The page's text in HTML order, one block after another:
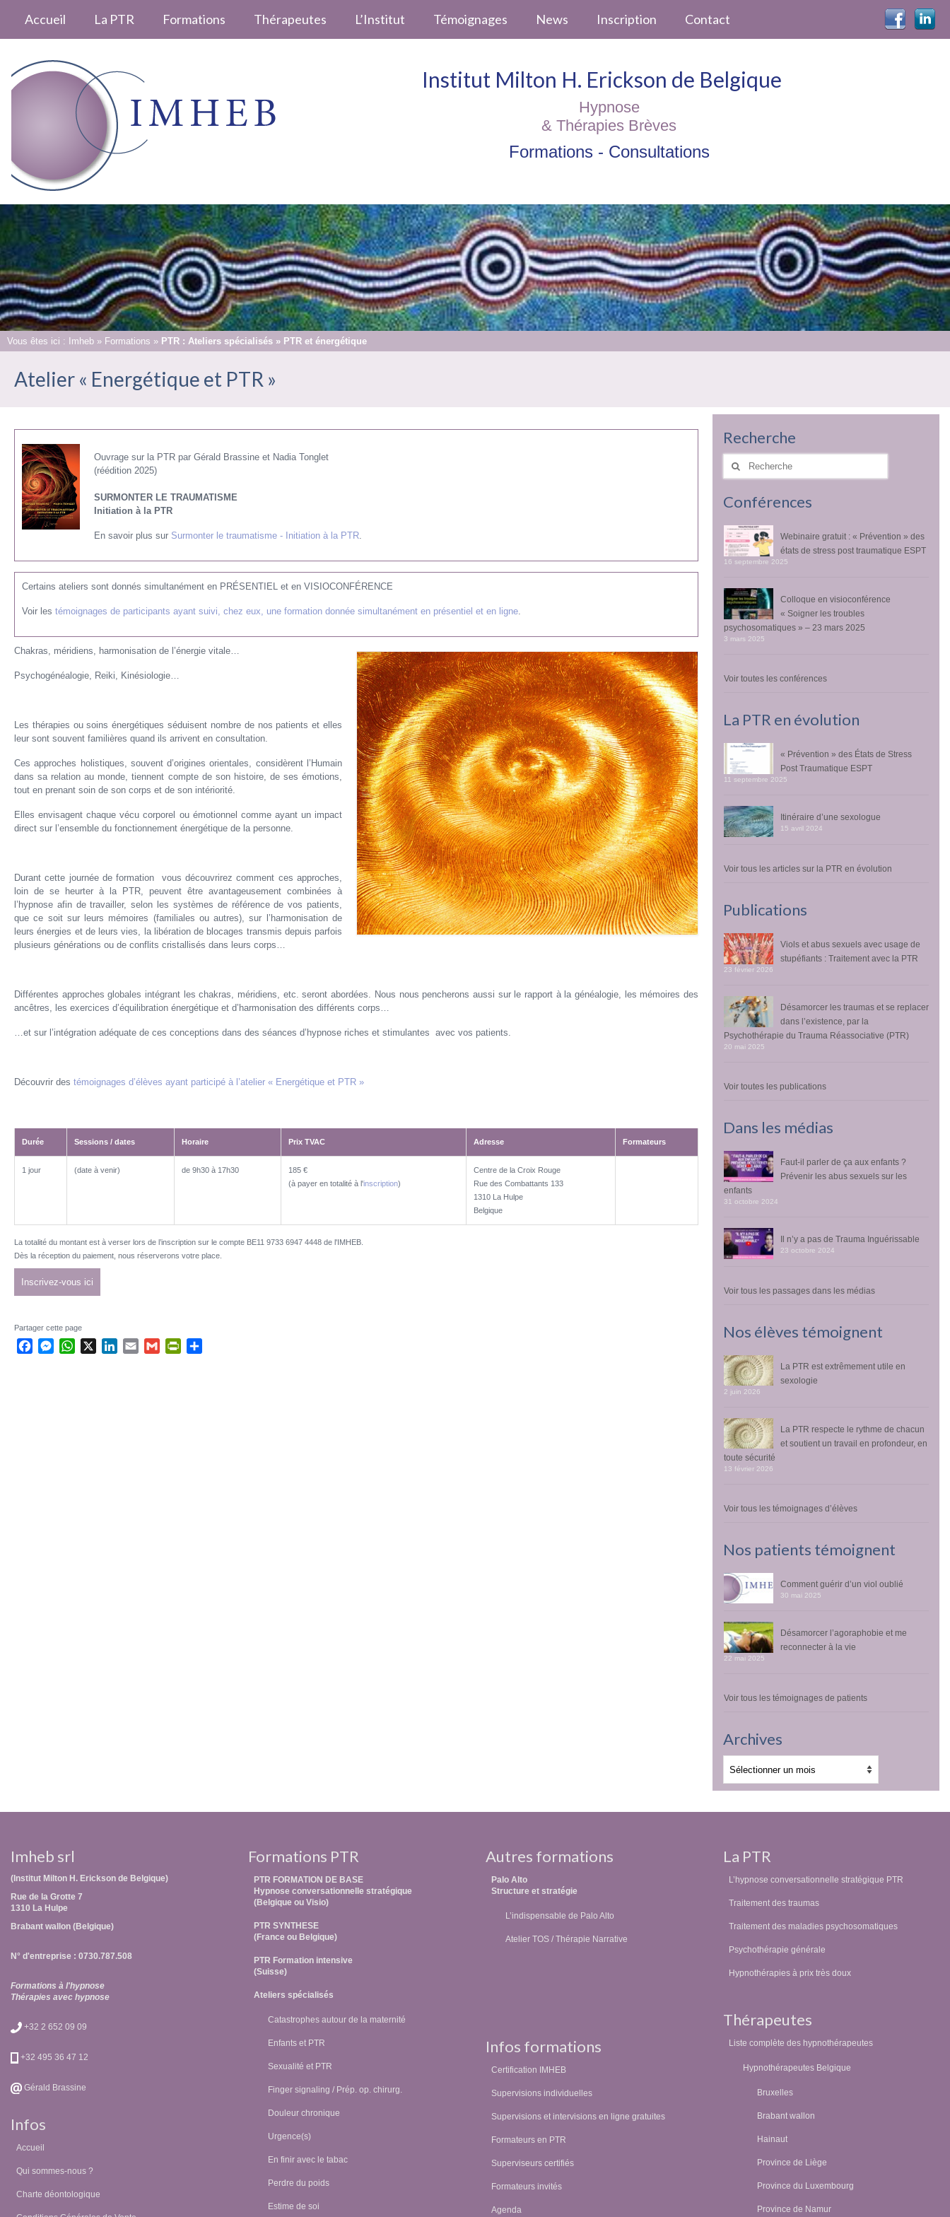
Accueil La PTR Formations Thérapeutes L’Institut Témoignages News Inscription Contact
Institut Milton H. Erickson de Belgique
Hypnose
& Thérapies Brèves
Formations - Consultations
Vous êtes ici : Imheb » Formations » PTR : Ateliers spécialisés » PTR et énergétique
Atelier « Energétique et PTR »
Ouvrage sur la PTR par Gérald Brassine et Nadia Tonglet
(réédition 2025)
SURMONTER LE TRAUMATISME
Initiation à la PTR
En savoir plus sur Surmonter le traumatisme - Initiation à la PTR.
Certains ateliers sont donnés simultanément en PRÉSENTIEL et en VISIOCONFÉRENCE
Voir les témoignages de participants ayant suivi, chez eux, une formation donnée simultanément en présentiel et en ligne.
Chakras, méridiens, harmonisation de l’énergie vitale…
Psychogénéalogie, Reiki, Kinésiologie…
Les thérapies ou soins énergétiques séduisent nombre de nos patients et elles
leur sont souvent familières quand ils arrivent en consultation.
Ces approches holistiques, souvent d’origines orientales, considèrent l’Humain
dans sa relation au monde, tiennent compte de son histoire, de ses émotions,
tout en prenant soin de son corps et de son intériorité.
Elles envisagent chaque vécu corporel ou émotionnel comme ayant un impact
direct sur l’ensemble du fonctionnement énergétique de la personne.
Durant cette journée de formation vous découvrirez comment ces approches,
loin de se heurter à la PTR, peuvent être avantageusement combinées à
l’hypnose afin de travailler, selon les systèmes de référence de vos patients,
que ce soit sur leurs mémoires (familiales ou autres), sur l’harmonisation de
leurs énergies et de leurs vies, la libération de blocages transmis depuis parfois
plusieurs générations ou de conflits cristallisés dans leurs corps…
Différentes approches globales intégrant les chakras, méridiens, etc. seront abordées. Nous nous pencherons aussi sur le rapport à la généalogie, les mémoires des
ancêtres, les exercices d’équilibration énergétique et d’harmonisation des différents corps…
…et sur l’intégration adéquate de ces conceptions dans des séances d’hypnose riches et stimulantes avec vos patients.
Découvrir des témoignages d’élèves ayant participé à l’atelier « Energétique et PTR »
Durée Sessions / dates Horaire Prix TVAC Adresse Formateurs
1 jour
(date à venir) de 9h30 à 17h30
185 €
(à payer en totalité à l'inscription)
Centre de la Croix Rouge
Rue des Combattants 133
1310 La Hulpe
Belgique
La totalité du montant est à verser lors de l’inscription sur le compte BE11 9733 6947 4448 de l'IMHEB.
Dès la réception du paiement, nous réserverons votre place.
Inscrivez-vous ici
Partager cette page
FacebookMessenger
WhatsAppLinkedIn
Email Gmail PrintFriendly
Recherche
Rechercher
Conférences
Webinaire gratuit : « Prévention » des
états de stress post traumatique ESPT
16 septembre 2025
Colloque en visioconférence
« Soigner les troubles
psychosomatiques » – 23 mars 2025
3 mars 2025
Voir toutes les conférences
La PTR en évolution
« Prévention » des États de Stress
Post Traumatique ESPT
11 septembre 2025
Itinéraire d’une sexologue
15 avril 2024
Voir tous les articles sur la PTR en évolution
Publications
Viols et abus sexuels avec usage de
stupéfiants : Traitement avec la PTR
23 février 2026
Désamorcer les traumas et se replacer
dans l’existence, par la
Psychothérapie du Trauma Réassociative (PTR)
20 mai 2025
Voir toutes les publications
Dans les médias
Faut-il parler de ça aux enfants ?
Prévenir les abus sexuels sur les
enfants
31 octobre 2024
Il n’y a pas de Trauma Inguérissable
23 octobre 2024
Voir tous les passages dans les médias
Nos élèves témoignent
La PTR est extrêmement utile en
sexologie
2 juin 2026
La PTR respecte le rythme de chacun
et soutient un travail en profondeur, en
toute sécurité
13 février 2026
Voir tous les témoignages d’élèves
Nos patients témoignent
Comment guérir d’un viol oublié
30 mai 2025
Désamorcer l’agoraphobie et me
reconnecter à la vie
22 mai 2025
Voir tous les témoignages de patients
Archives
Imheb srl
(Institut Milton H. Erickson de Belgique)
Rue de la Grotte 7
1310 La Hulpe
Brabant wallon (Belgique)
N° d'entreprise : 0730.787.508
Formations à l'hypnose
Thérapies avec hypnose
+32 2 652 09 09
+32 495 36 47 12
Gérald Brassine
Infos
Accueil
Qui sommes-nous ?
Charte déontologique
Formations PTR
PTR FORMATION DE BASE
Hypnose conversationnelle stratégique
(Belgique ou Visio)
PTR SYNTHESE
(France ou Belgique)
PTR Formation intensive
(Suisse)
Ateliers spécialisés
Catastrophes autour de la maternité
Enfants et PTR
Sexualité et PTR
Finger signaling / Prép. op. chirurg.
Douleur chronique
Urgence(s)
En finir avec le tabac
Perdre du poids
Estime de soi
Autres formations
Palo Alto
Structure et stratégie
L’indispensable de Palo Alto
Atelier TOS / Thérapie Narrative
Infos formations
Certification IMHEB
Supervisions individuelles
Supervisions et intervisions en ligne gratuites
Formateurs en PTR
Superviseurs certifiés
Formateurs invités
Agenda
La PTR
L’hypnose conversationnelle stratégique PTR
Traitement des traumas
Traitement des maladies psychosomatiques
Psychothérapie générale
Hypnothérapies à prix très doux
Thérapeutes
Liste complète des hypnothérapeutes
Hypnothérapeutes Belgique
Bruxelles
Brabant wallon
Hainaut
Province de Liège
Province du Luxembourg
Province de Namur